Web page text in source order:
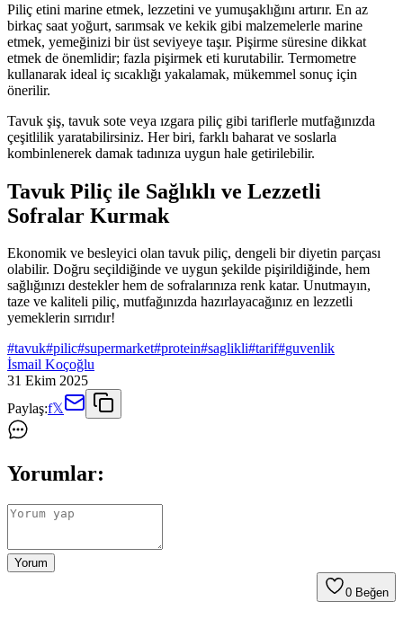
Piliç etini marine etmek, lezzetini ve yumuşaklığını artırır. En az
birkaç saat yoğurt, sarımsak ve kekik gibi malzemelerle marine
etmek, yemeğinizi bir üst seviyeye taşır. Pişirme süresine dikkat
etmek de önemlidir; fazla pişirmek eti kurutabilir. Termometre
kullanarak ideal iç sıcaklığı yakalamak, mükemmel sonuç için
önerilir.
Tavuk şiş, tavuk sote veya ızgara piliç gibi tariflerle mutfağınızda
çeşitlilik yaratabilirsiniz. Her biri, farklı baharat ve soslarla
kombinlenerek damak tadınıza uygun hale getirilebilir.
Tavuk Piliç ile Sağlıklı ve Lezzetli
Sofralar Kurmak
Ekonomik ve besleyici olan tavuk piliç, dengeli bir diyetin parçası
olabilir. Doğru seçildiğinde ve uygun şekilde pişirildiğinde, hem
sağlığınızı destekler hem de sofralarınıza renk katar. Unutmayın,
taze ve kaliteli piliç, mutfağınızda hazırlayacağınız en lezzetli
yemeklerin sırrıdır!
#tavuk#pilic#supermarket#protein#saglikli#tarif#guvenlik
İsmail Koçoğlu
31 Ekim 2025
Paylaş:f𝕏
Yorumlar:
Yorum
0 Beğen